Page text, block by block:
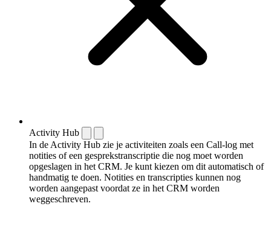
Activity Hub
In de Activity Hub zie je activiteiten zoals een Call-log met
notities of een gespreks­transcriptie die nog moet worden
opgeslagen in het CRM. Je kunt kiezen om dit automatisch of
handmatig te doen. Notities en transcripties kunnen nog
worden aangepast voordat ze in het CRM worden
weggeschreven.